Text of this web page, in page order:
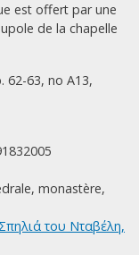
est offert par une
de la chapelle
62-63, no A13,
monastère,
του Νταβέλη,